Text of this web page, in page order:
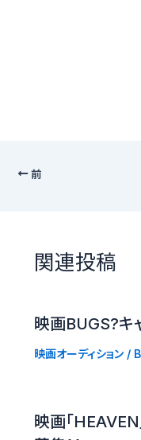
前
関連投稿
映画BUGS?キ
映画オーディション/
映画「